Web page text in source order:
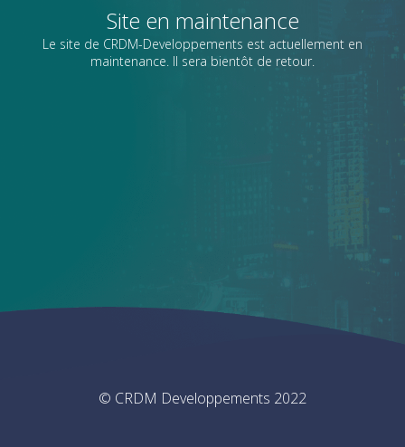
Site en maintenance
Le site de CRDM-Developpements est actuellement en
maintenance. Il sera bientôt de retour.
© CRDM Developpements 2022